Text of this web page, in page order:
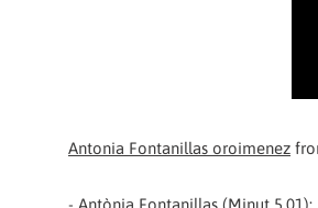
Antonia Fontanillas oroimenez
- Antònia Fontanillas (Minut 5.01):